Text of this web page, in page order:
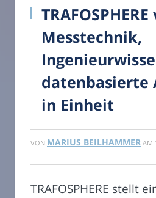
Messtechnik,
datenbasierte
in Einheit
VON MARIUS BEILHAMMER AM
TRAFOSPHERE stellt